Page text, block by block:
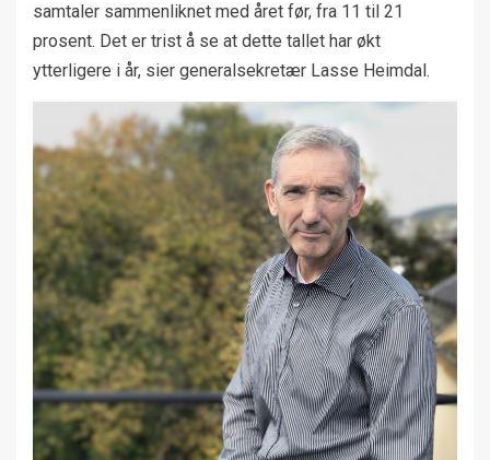
samtaler sammenliknet med året før, fra 11 til 21
prosent. Det er trist å se at dette tallet har økt
ytterligere i år, sier generalsekretær Lasse Heimdal.